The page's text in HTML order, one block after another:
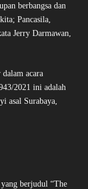
berbangsa dan
Pancasila,
Jerry Darmawan,
acara
2021 ini adalah
asal Surabaya,
berjudul “The